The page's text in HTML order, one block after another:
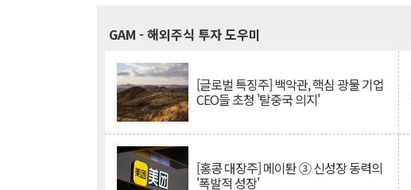
GAM - 해외주식 투자 도우미
[글로벌 특징주] 백악관, 핵심 광물 기업
CEO들 초청 '탈중국 의지'
[홍콩 대장주] 메이퇀 ③ 신성장 동력의
'폭발적 성장'